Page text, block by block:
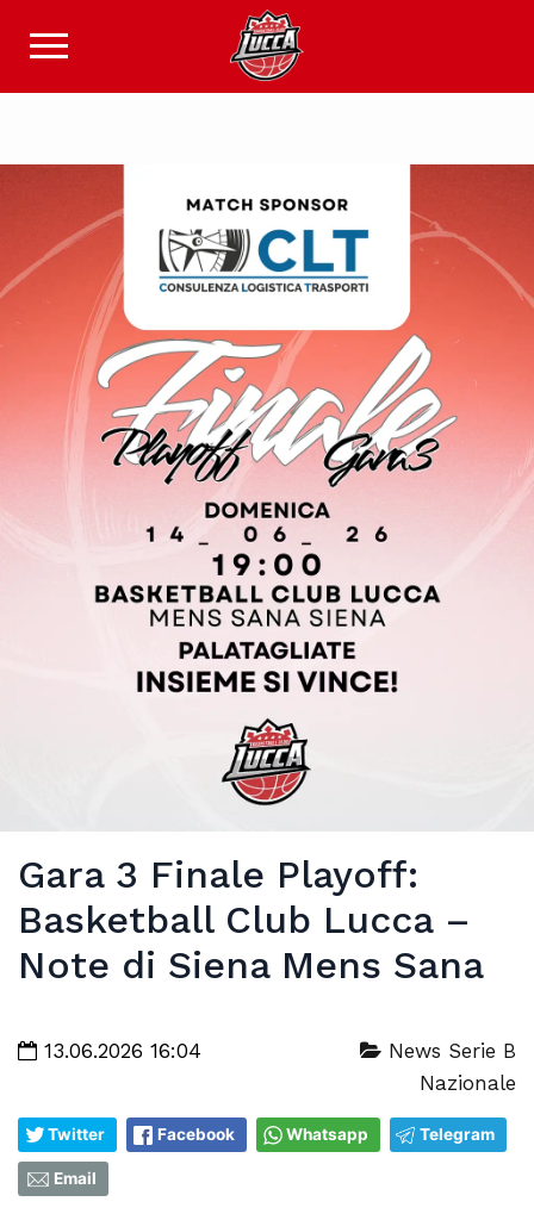
Gara 3 Finale Playoff:
Basketball Club Lucca –
Note di Siena Mens Sana
13.06.2026 16:04
News Serie B
Nazionale
Twitter Facebook Whatsapp Telegram
Email